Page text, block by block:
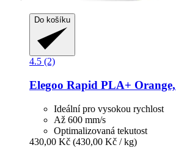
Do košíku
4.5 (2)
Elegoo Rapid PLA+
Ideální pro vysokou rychlost
Až 600 mm/s
Optimalizovaná tekutost
430,00 Kč (430,00 Kč / kg)